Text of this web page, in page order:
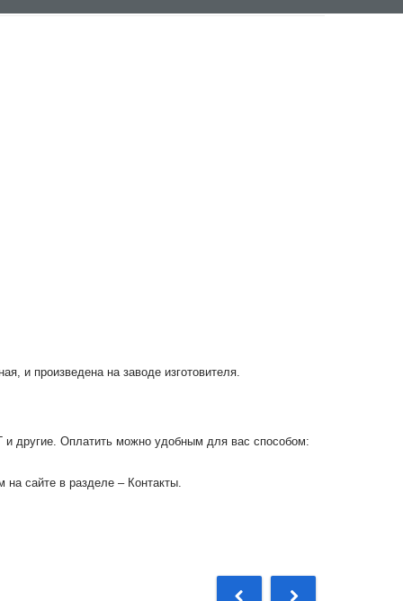
и произведена на заводе изготовителя.
другие. Оплатить можно удобным для вас способом:
сайте в разделе – Контакты.